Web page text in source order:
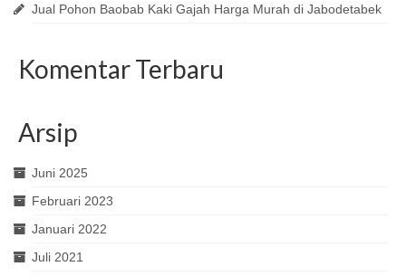
Jual Pohon Baobab Kaki Gajah Harga Murah di Jabodetabek
Komentar Terbaru
Arsip
Juni 2025
Februari 2023
Januari 2022
Juli 2021